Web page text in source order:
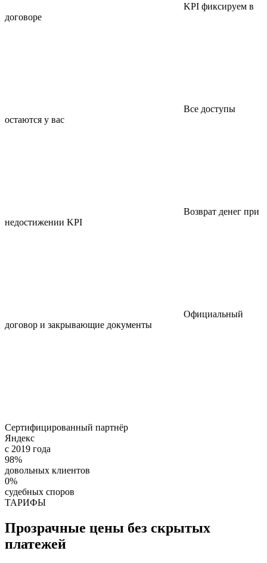
KPI фиксируем в
договоре
Все доступы
остаются у вас
Возврат денег при
недостижении KPI
Официальный
договор и закрывающие документы
Сертифицированный партнёр
Яндекс
с 2019 года
98%
довольных клиентов
0%
судебных споров
ТАРИФЫ
Прозрачные цены без скрытых
платежей